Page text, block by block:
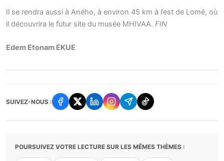
Il se rendra aussi à Aného, à environ 45 km à l’est de Lomé, où
il découvrira le futur site du musée MHIVAA. FIN
Edem Etonam EKUE
SUIVEZ-NOUS :
POURSUIVEZ VOTRE LECTURE SUR LES MÊMES THÈMES :